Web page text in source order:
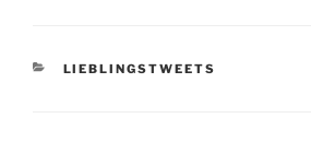
KATEGORIEN
LIEBLINGSTWEETS